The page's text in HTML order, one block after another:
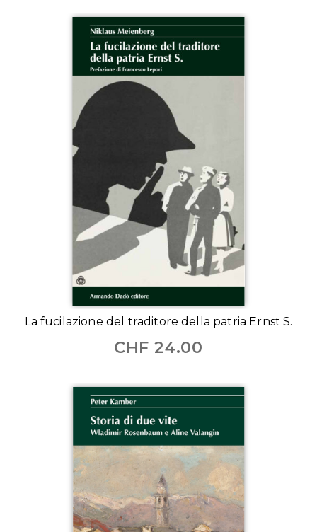
La fucilazione del traditore della patria Ernst S.
CHF 24.00